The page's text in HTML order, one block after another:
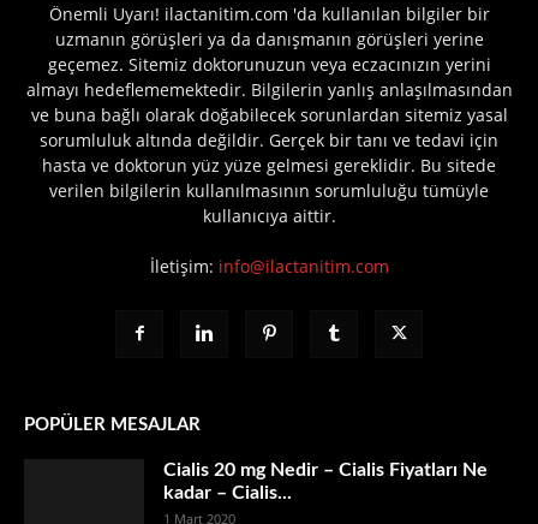
Önemli Uyarı! ilactanitim.com 'da kullanılan bilgiler bir
uzmanın görüşleri ya da danışmanın görüşleri yerine
geçemez. Sitemiz doktorunuzun veya eczacınızın yerini
almayı hedeflememektedir. Bilgilerin yanlış anlaşılmasından
ve buna bağlı olarak doğabilecek sorunlardan sitemiz yasal
sorumluluk altında değildir. Gerçek bir tanı ve tedavi için
hasta ve doktorun yüz yüze gelmesi gereklidir. Bu sitede
verilen bilgilerin kullanılmasının sorumluluğu tümüyle
kullanıcıya aittir.
İletişim: info@ilactanitim.com
POPÜLER MESAJLAR
Cialis 20 mg Nedir – Cialis Fiyatları Ne
kadar – Cialis...
1 Mart 2020